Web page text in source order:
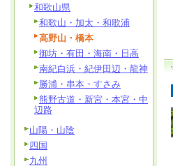
和歌山県
和歌山・加太・和歌浦
高野山・橋本
御坊・有田・海南・日高
南紀白浜・紀伊田辺・龍神
勝浦・串本・すさみ
熊野古道・新宮・本宮・中
辺路
山陽・山陰
四国
九州